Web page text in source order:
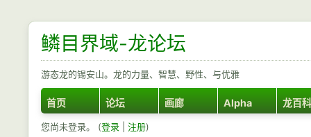
鳞目界域-龙论坛
游态龙的锡安山。龙的力量、智慧、野性、与优雅
首页 论坛 画廊 Alpha 龙百科
您尚未登录。 (登录 注册)